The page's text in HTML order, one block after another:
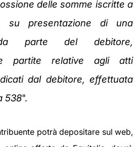
delle somme iscritte a
su presentazione di una
parte del debitore,
partite relative agli atti
dal debitore, effettuata
538".
potrà depositare sul web,